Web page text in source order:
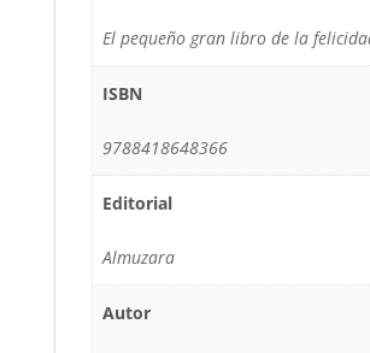
El pequeño gran libro de la
ISBN
9788418648366
Editorial
Almuzara
Autor